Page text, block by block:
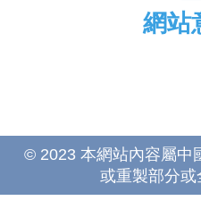
網站
© 2023 本網站內容屬中
或重製部分